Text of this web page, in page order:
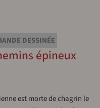
DESSINÉE
épineux
est morte de chagrin le